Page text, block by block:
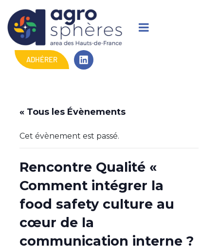
ADHÉRER
« Tous les Évènements
Cet évènement est passé.
Rencontre Qualité «
Comment intégrer la
food safety culture au
cœur de la
communication interne ?